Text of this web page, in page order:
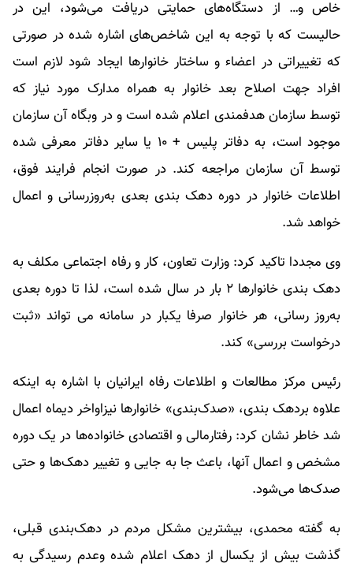
خاص و… از دستگاه‌های حمایتی دریافت می‌شود، این در
حالیست که با توجه به این شاخص‌های اشاره شده در صورتی
که تغییراتی در اعضاء و ساختار خانوارها ایجاد شود لازم است
افراد جهت اصلاح بعد خانوار به همراه مدارک مورد نیاز که
توسط سازمان هدفمندی اعلام شده است و در وبگاه آن سازمان
موجود است، به دفاتر پلیس + ۱۰ یا سایر دفاتر معرفی شده
توسط آن سازمان مراجعه کند. در صورت انجام فرایند فوق،
اطلاعات خانوار در دوره دهک بندی بعدی به‌روزرسانی و اعمال
خواهد شد.
وی مجددا تاکید کرد: وزارت تعاون، کار و رفاه اجتماعی مکلف به
دهک بندی خانوارها ۲ بار در سال شده است، لذا تا دوره بعدی
به‌روز رسانی، هر خانوار صرفا یکبار در سامانه می تواند «ثبت
درخواست بررسی» کند.
رئیس مرکز مطالعات و اطلاعات رفاه ایرانیان با اشاره به اینکه
علاوه بردهک بندی، «صدک‌بندی» خانوارها نیزاواخر دیماه اعمال
شد خاطر نشان کرد: رفتارمالی و اقتصادی خانواده‌ها در یک دوره
مشخص و اعمال آنها، باعث جا به جایی و تغییر دهک‌ها و حتی
صدک‌ها می‌شود.
به گفته محمدی، بیشترین مشکل مردم در دهک‌بندی قبلی،
گذشت بیش از یکسال از دهک اعلام شده وعدم رسیدگی به